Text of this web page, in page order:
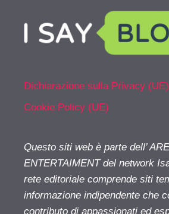
Dichiarazione sulla Privacy (UE)
Cookie Policy (UE)
Questo siti web è parte dell’
ENTERTAIMENT del network
rete editoriale comprende siti
informazione indipendente che
contributo di appassionati ed